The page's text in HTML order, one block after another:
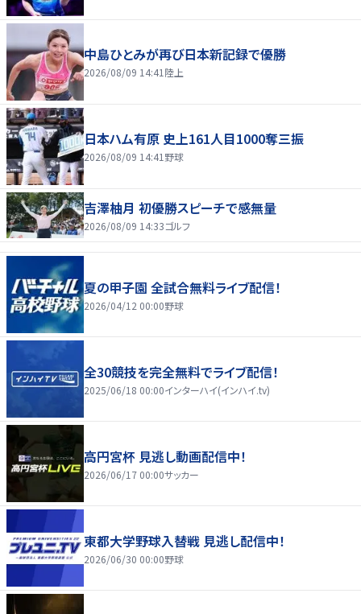
中島ひとみが再び日本新記録で優勝
2026/08/09 14:41 陸上
日本ハム有原 史上161人目1000奪三振
2026/08/09 14:41 野球
吉澤柚月 初優勝スピーチで感無量
2026/08/09 14:33ゴルフ
夏の甲子園 全試合無料ライブ配信！
2026/04/12 00:00野球
全30競技を完全無料でライブ配信！
2025/06/18 00:00インターハイ(インハイ.tv)
高円宮杯 見逃し動画配信中！
2026/06/17 00:00サッカー
東都大学野球入替戦 見逃し配信中！
2026/06/30 00:00野球